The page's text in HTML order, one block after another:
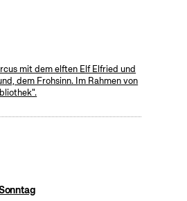
mit dem elften Elf Elfried und
dem Frohsinn. Im Rahmen von